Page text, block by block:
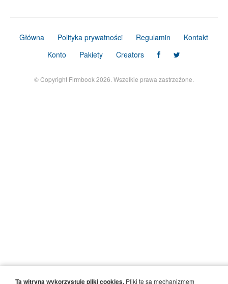
Główna Polityka prywatności Regulamin
Kontakt
Konto
Pakiety Creators
© Copyright Firmbook 2026. Wszelkie prawa zastrzeżone.
Ta witryna wykorzystuje pliki cookies. Pliki te są mechanizmem